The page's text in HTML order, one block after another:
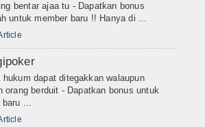
bentar ajaa tu - Dapatkan bonus
untuk member baru !! Hanya di ...
hukum dapat ditegakkan walaupun
orang berduit - Dapatkan bonus untuk
baru ...